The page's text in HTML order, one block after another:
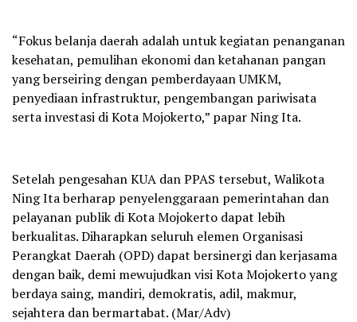
“Fokus belanja daerah adalah untuk kegiatan penanganan
kesehatan, pemulihan ekonomi dan ketahanan pangan
yang berseiring dengan pemberdayaan UMKM,
penyediaan infrastruktur, pengembangan pariwisata
serta investasi di Kota Mojokerto,” papar Ning Ita.
Setelah pengesahan KUA dan PPAS tersebut, Walikota
Ning Ita berharap penyelenggaraan pemerintahan dan
pelayanan publik di Kota Mojokerto dapat lebih
berkualitas. Diharapkan seluruh elemen Organisasi
Perangkat Daerah (OPD) dapat bersinergi dan kerjasama
dengan baik, demi mewujudkan visi Kota Mojokerto yang
berdaya saing, mandiri, demokratis, adil, makmur,
sejahtera dan bermartabat. (Mar/Adv)